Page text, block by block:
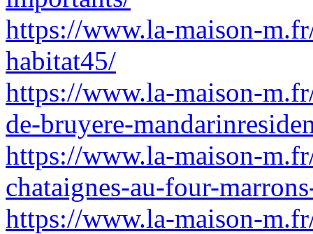
https://www.la-maison-
habitat45/
https://www.la-maison-
de-bruyere-
https://www.la-maison-
chataignes-au-four-
https://www.la-maison-